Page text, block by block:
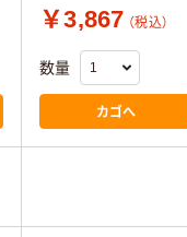
￥3,867 （税込）
数量
カゴへ